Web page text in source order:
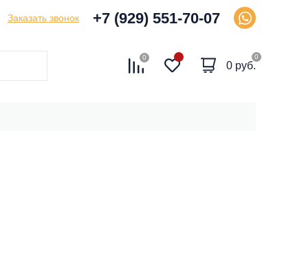
Заказать звонок +7 (929) 551-70-07
0 0
0 руб.